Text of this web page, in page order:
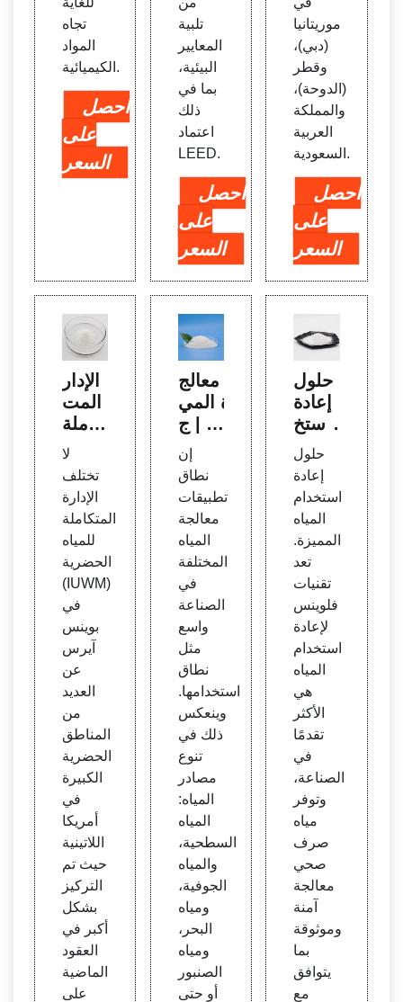
تجاه
المواد
الكيميائية.
احصل
على
السعر
تلبية
المعايير
البيئية،
بما في
ذلك
اعتماد
LEED.
احصل
على
السعر
موريتانيا
(دبي)،
وقطر
(الدوحة)،
والمملكة
العربية
السعودية.
احصل
على
السعر
الإدار
ة المت
كاملة
للمياه
الحض
رية ف
ي بوي
نس آي
رس،
المغر
ب
لا
تختلف
الإدارة
المتكاملة
للمياه
الحضرية
(IUWM)
في
بوينس
آيرس
عن
العديد
من
المناطق
الحضرية
الكبيرة
في
أمريكا
اللاتينية
حيث تم
التركيز
بشكل
أكبر في
العقود
الماضية
على
معالج
ة المي
اه | ج
راندف
وس
إن
نطاق
تطبيقات
معالجة
المياه
المختلفة
في
الصناعة
واسع
مثل
نطاق
استخدامها.
وينعكس
ذلك في
تنوع
مصادر
المياه:
المياه
السطحية،
والمياه
الجوفية،
ومياه
البحر،
ومياه
الصنبور
أو حتى
حلول
إعادة
استخ
دام ال
مياه و
مياه ال
صرف
الصح
ي | فل
وينس
حلول
إعادة
استخدام
المياه
المميزة.
تعد
تقنيات
فلوينس
لإعادة
استخدام
المياه
هي
الأكثر
تقدمًا
في
الصناعة،
وتوفر
مياه
صرف
صحي
معالجة
آمنة
وموثوقة
بما
يتوافق
مع